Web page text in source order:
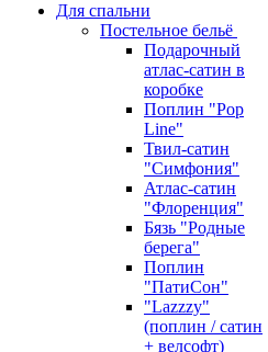
Для спальни
Постельное бельё
Подарочный
атлас-сатин в
коробке
Поплин "Pop
Line"
Твил-сатин
"Симфония"
Атлас-сатин
"Флоренция"
Бязь "Родные
берега"
Поплин
"ПатиСон"
"Lazzzy"
(поплин / сатин
+ велсофт)